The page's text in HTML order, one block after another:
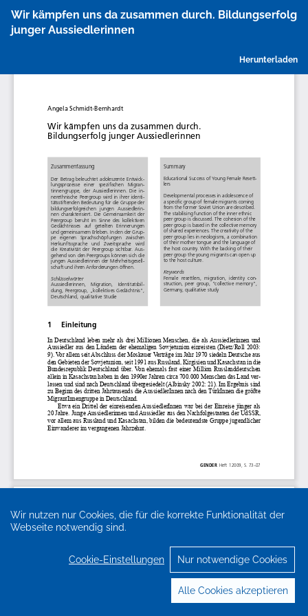
Wir nutzen nur Cookies, die für die korrekte Funktionalität der
Webseite notwendig sind.
Cookie-Einstellungen Nur notwendige Cookies
Alle Cookies akzeptieren
Artikeldetails
zurückkehren
Wir kämpfen uns da zusammen durch. Bildungserfolg
junger Aussiedlerinnen
Herunterladen